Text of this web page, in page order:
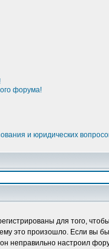
форума!
и юридических
для того,
это произошло. Если вы
неправильно настроил